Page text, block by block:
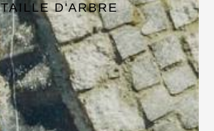
TAILLE D'ARBRE